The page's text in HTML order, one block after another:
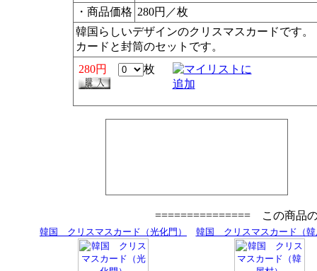
・商品価格 280円／枚
韓国らしいデザインのクリスマスカードです。
カードと封筒のセットです。
280円
枚
=============== この商品
韓国 クリスマスカード（光化門） 韓国 クリスマスカード（韓